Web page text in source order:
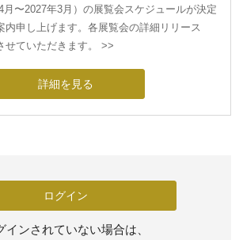
月〜2027年3月）の展覧会スケジュールが決定
内申し上げます。各展覧会の詳細リリース
せていただきます。 >>
詳細を見る
ログイン
インされていない場合は、